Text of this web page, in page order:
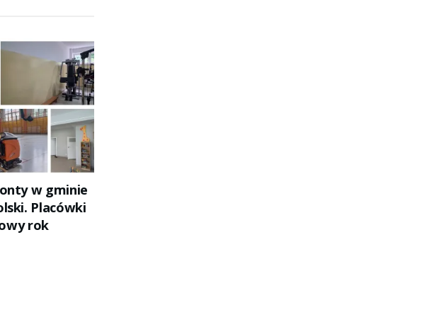
w gminie
Placówki
rok